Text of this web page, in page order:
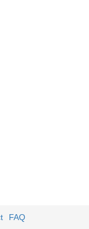
FAQ